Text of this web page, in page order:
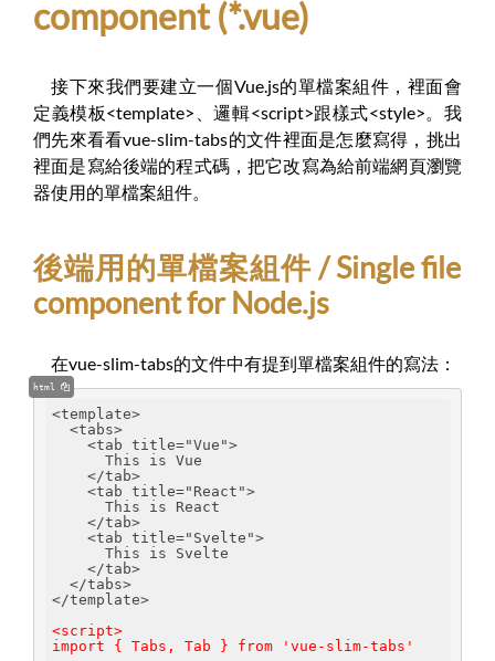
component (*.vue)
接下來我們要建立一個Vue.js的單檔案組件，裡面會
定義模板<template>、邏輯<script>跟樣式<style>。我
們先來看看vue-slim-tabs的文件裡面是怎麼寫得，挑出
裡面是寫給後端的程式碼，把它改寫為給前端網頁瀏覽
器使用的單檔案組件。
後端用的單檔案組件 / Single file
component for Node.js
在vue-slim-tabs的文件中有提到單檔案組件的寫法：
html
<template>
<tabs>
<tab title="Vue">
This is Vue
</tab>
<tab title="React">
This is React
</tab>
<tab title="Svelte">
This is Svelte
</tab>
</tabs>
</template>
<script>
import { Tabs, Tab } from 'vue-slim-tabs'